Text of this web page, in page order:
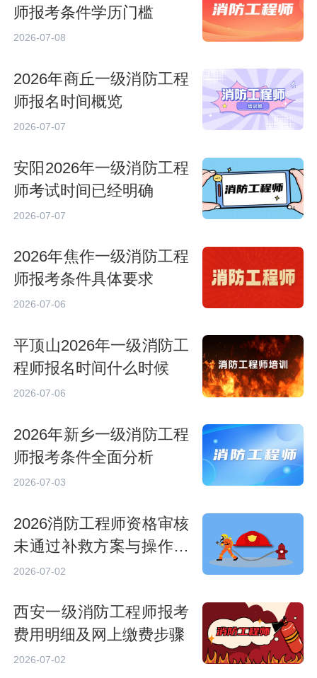
师报考条件学历门槛
2026-07-08
2026年商丘一级消防工程
师报名时间概览
2026-07-07
安阳2026年一级消防工程
师考试时间已经明确
2026-07-07
2026年焦作一级消防工程
师报考条件具体要求
2026-07-06
平顶山2026年一级消防工
程师报名时间什么时候
2026-07-06
2026年新乡一级消防工程
师报考条件全面分析
2026-07-03
2026消防工程师资格审核
未通过补救方案与操作指
南
2026-07-02
西安一级消防工程师报考
费用明细及网上缴费步骤
2026-07-02